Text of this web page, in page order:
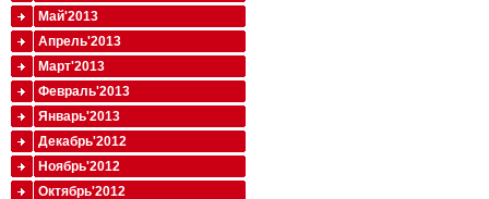
Май'2013
Апрель'2013
Март'2013
Февраль'2013
Январь'2013
Декабрь'2012
Ноябрь'2012
Октябрь'2012